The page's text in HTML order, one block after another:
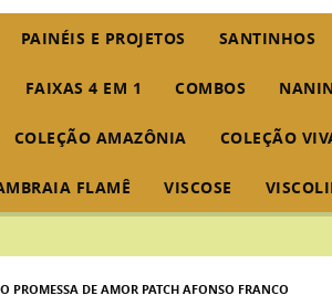
PAINÉIS E PROJETOS SANTINHOS
FAIXAS 4 EM 1 COMBOS
COLEÇÃO AMAZÔNIA COLEÇÃO
FLAMÊ VISCOSE
PROMESSA DE AMOR PATCH AFONSO FRANCO